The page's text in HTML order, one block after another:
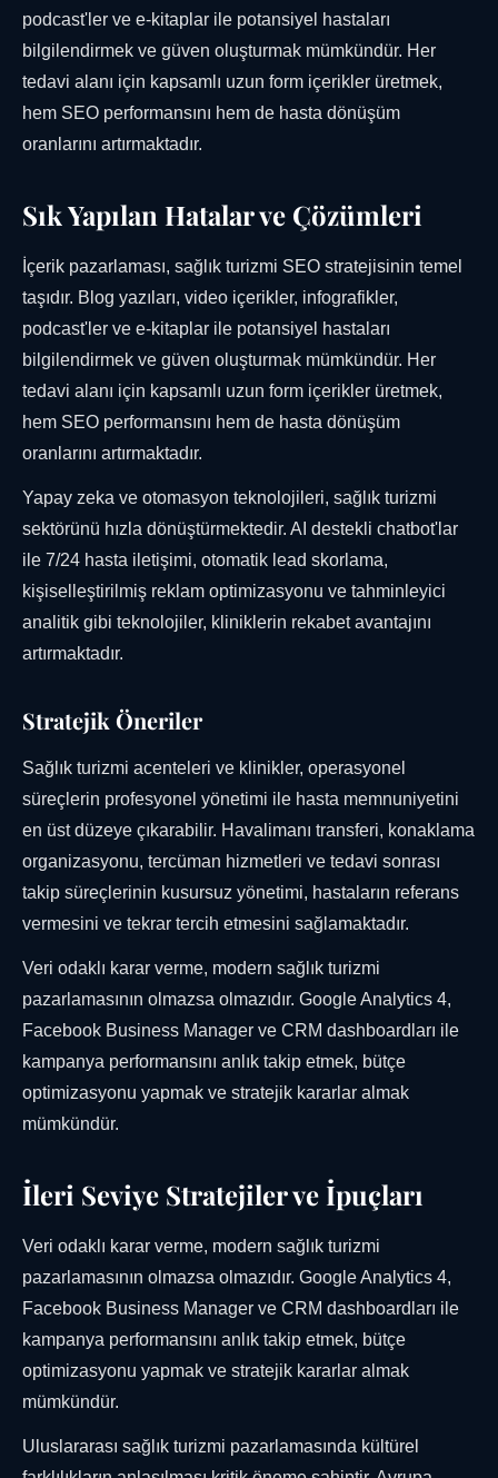
podcast'ler ve e-kitaplar ile potansiyel hastaları
bilgilendirmek ve güven oluşturmak mümkündür. Her
tedavi alanı için kapsamlı uzun form içerikler üretmek,
hem SEO performansını hem de hasta dönüşüm
oranlarını artırmaktadır.
Sık Yapılan Hatalar ve Çözümleri
İçerik pazarlaması, sağlık turizmi SEO stratejisinin temel
taşıdır. Blog yazıları, video içerikler, infografikler,
podcast'ler ve e-kitaplar ile potansiyel hastaları
bilgilendirmek ve güven oluşturmak mümkündür. Her
tedavi alanı için kapsamlı uzun form içerikler üretmek,
hem SEO performansını hem de hasta dönüşüm
oranlarını artırmaktadır.
Yapay zeka ve otomasyon teknolojileri, sağlık turizmi
sektörünü hızla dönüştürmektedir. AI destekli chatbot'lar
ile 7/24 hasta iletişimi, otomatik lead skorlama,
kişiselleştirilmiş reklam optimizasyonu ve tahminleyici
analitik gibi teknolojiler, kliniklerin rekabet avantajını
artırmaktadır.
Stratejik Öneriler
Sağlık turizmi acenteleri ve klinikler, operasyonel
süreçlerin profesyonel yönetimi ile hasta memnuniyetini
en üst düzeye çıkarabilir. Havalimanı transferi, konaklama
organizasyonu, tercüman hizmetleri ve tedavi sonrası
takip süreçlerinin kusursuz yönetimi, hastaların referans
vermesini ve tekrar tercih etmesini sağlamaktadır.
Veri odaklı karar verme, modern sağlık turizmi
pazarlamasının olmazsa olmazıdır. Google Analytics 4,
Facebook Business Manager ve CRM dashboardları ile
kampanya performansını anlık takip etmek, bütçe
optimizasyonu yapmak ve stratejik kararlar almak
mümkündür.
İleri Seviye Stratejiler ve İpuçları
Veri odaklı karar verme, modern sağlık turizmi
pazarlamasının olmazsa olmazıdır. Google Analytics 4,
Facebook Business Manager ve CRM dashboardları ile
kampanya performansını anlık takip etmek, bütçe
optimizasyonu yapmak ve stratejik kararlar almak
mümkündür.
Uluslararası sağlık turizmi pazarlamasında kültürel